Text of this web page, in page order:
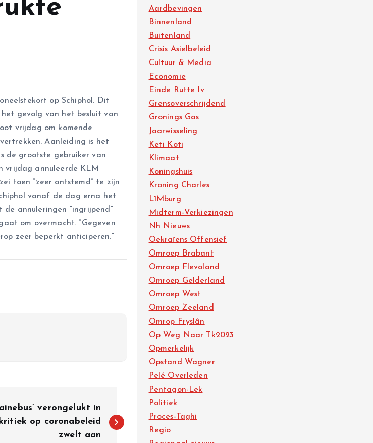
op Schiphol. Dit
gevolg van het besluit van
vrijdag om komende
Aanleiding is het
de grootste gebruiker van
vrijdag annuleerde KLM
toen “zeer ontstemd” te zijn
vanaf de dag erna het
annuleringen “ingrijpend”
om overmacht. “Gegeven
zeer beperkt anticiperen.”
verongelukt in
op coronabeleid
zwelt aan
Aardbevingen
Binnenland
Buitenland
Crisis Asielbeleid
Cultuur & Media
Economie
Einde Rutte Iv
Grensoverschrijdend
Gronings Gas
Jaarwisseling
Keti Koti
Klimaat
Koningshuis
Kroning Charles
L1Mburg
Midterm-Verkiezingen
Nh Nieuws
Oekraïens Offensief
Omroep Brabant
Omroep Flevoland
Omroep Gelderland
Omroep West
Omroep Zeeland
Omrop Fryslân
Op Weg Naar Tk2023
Opmerkelijk
Opstand Wagner
Pelé Overleden
Pentagon-Lek
Politiek
Proces-Taghi
Regio